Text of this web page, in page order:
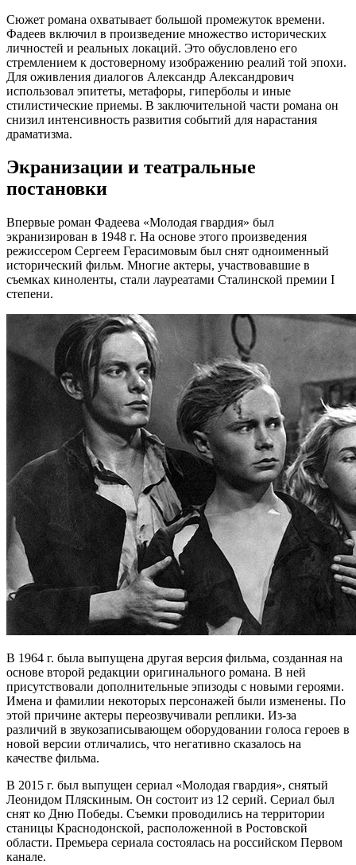
Сюжет романа охватывает большой промежуток времени.
Фадеев включил в произведение множество исторических
личностей и реальных локаций. Это обусловлено его
стремлением к достоверному изображению реалий той эпохи.
Для оживления диалогов Александр Александрович
использовал эпитеты, метафоры, гиперболы и иные
стилистические приемы. В заключительной части романа он
снизил интенсивность развития событий для нарастания
драматизма.
Экранизации и театральные
постановки
Впервые роман Фадеева «Молодая гвардия» был
экранизирован в 1948 г. На основе этого произведения
режиссером Сергеем Герасимовым был снят одноименный
исторический фильм. Многие актеры, участвовавшие в
съемках киноленты, стали лауреатами Сталинской премии I
степени.
В 1964 г. была выпущена другая версия фильма, созданная на
основе второй редакции оригинального романа. В ней
присутствовали дополнительные эпизоды с новыми героями.
Имена и фамилии некоторых персонажей были изменены. По
этой причине актеры переозвучивали реплики. Из-за
различий в звукозаписывающем оборудовании голоса героев в
новой версии отличались, что негативно сказалось на
качестве фильма.
В 2015 г. был выпущен сериал «Молодая гвардия», снятый
Леонидом Пляскиным. Он состоит из 12 серий. Сериал был
снят ко Дню Победы. Съемки проводились на территории
станицы Краснодонской, расположенной в Ростовской
области. Премьера сериала состоялась на российском Первом
канале.